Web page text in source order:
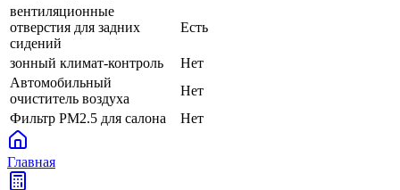
вентиляционные
отверстия для задних
сидений
Есть
зонный климат-контроль
Нет
Автомобильный
очиститель воздуха
Нет
Фильтр PM2.5 для салона
Нет
Главная